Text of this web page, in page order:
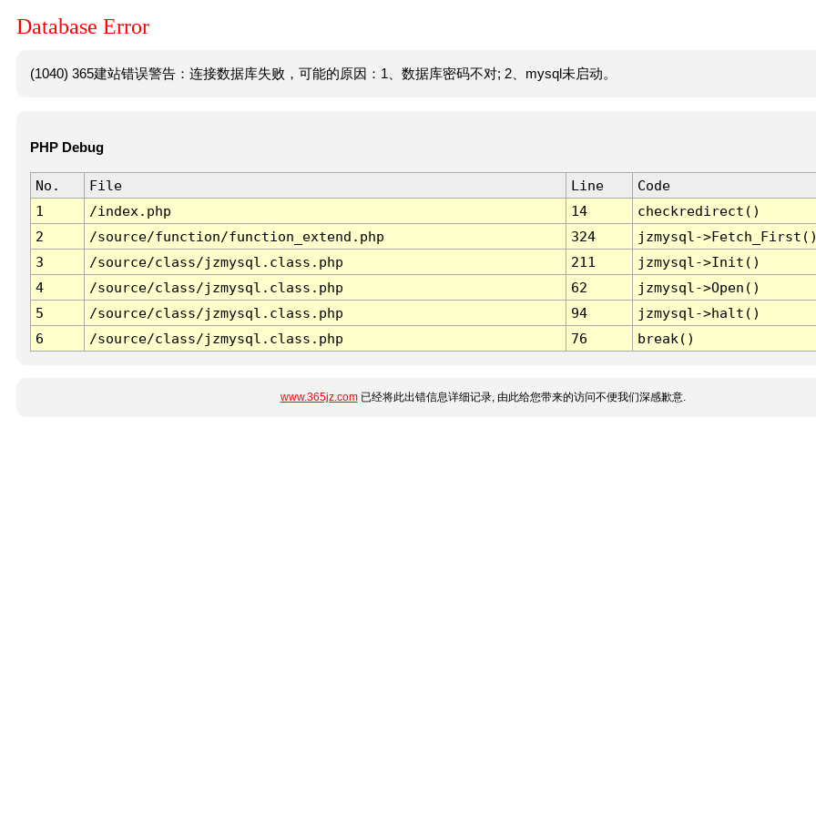
Database Error
(1040) 365建站错误警告：连接数据库失败，可能的原因：1、数据库密码不对; 2、mysql未启动。
PHP Debug
No. File Line
Code
1
/index.php 14
checkredirect()
2
/source/function/function_extend.php 324
jzmysql-
3
/source/class/jzmysql.class.php 211
jzmysql->Init()
4
/source/class/jzmysql.class.php 62
jzmysql->Open()
5
/source/class/jzmysql.class.php 94
jzmysql->halt()
6
/source/class/jzmysql.class.php 76 break()
www.365jz.com已经将此出错信息详细记录, 由此给您带来的访问不便我们深感歉意.